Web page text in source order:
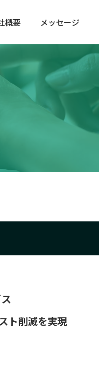
業
概要 メッセージ
ト削減を実現